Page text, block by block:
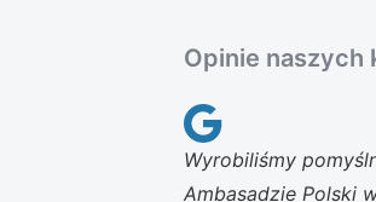
Opinie naszych
Wyrobiliśmy
Ambasadzie Polski